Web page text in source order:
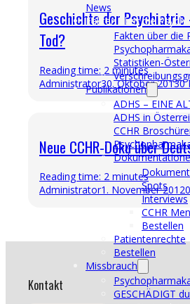
News
Fakten über die
Fakten über die
Statistiken-
Publikationen
ADHS – EINE
ADHS in
CCHR
Spots
Interviews
CCHR
Bestellen
Patientenrechte
Bestellen
Missbrauch
GESCHÄDIGT
Geschichte der
Tod?
Reading time: 2 minutes
Administrator30. Oktober 20130
Neue CCHR-Doku über
Reading time: 2 minutes
Administrator1. November 2012
Kontakt